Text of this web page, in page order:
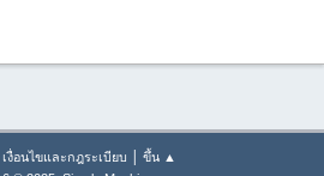
เงื่อนไขและกฎระเบียบ | ขึ้น ▲